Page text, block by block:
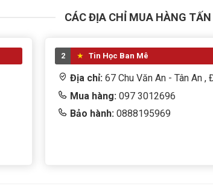
CÁC ĐỊA CHỈ MUA HÀNG TẤN
2 Tin Học Ban Mê
Địa chỉ: 67 Chu Văn An - Tân An ,
Mua hàng: 097 3012696
Bảo hành: 0888195969